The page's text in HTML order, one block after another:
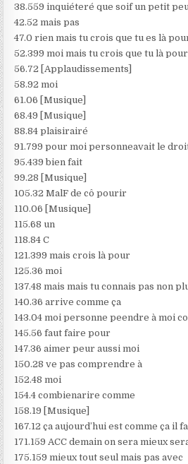
38.559 inquiéteré que soif un petit
42.52 mais pas
47.0 rien mais tu crois que tu es là
52.399 moi mais tu crois que tu là pour
56.72 [Applaudissements]
58.92 moi
61.06 [Musique]
68.49 [Musique]
88.84 plaisirairé
91.799 pour moi personneavait le
95.439 bien fait
99.28 [Musique]
105.32 MalF de cô pourir
110.06 [Musique]
115.68 un
118.84 C
121.399 mais crois là pour
125.36 moi
137.48 mais mais tu connais pas non
140.36 arrive comme ça
143.04 moi personne peendre à moi
145.56 faut faire pour
147.36 aimer peur aussi moi
150.28 ve pas comprendre à
152.48 moi
154.4 combienarire comme
158.19 [Musique]
167.12 ça aujourd’hui est comme ça il
171.159 ACC demain on sera mieux
175.159 mieux tout seul mais pas avec